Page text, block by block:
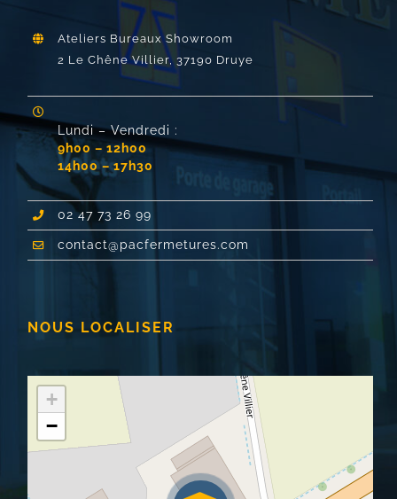
Ateliers Bureaux Showroom
2 Le Chêne Villier, 37190 Druye
Lundi – Vendredi :
9h00 – 12h00
14h00 – 17h30
02 47 73 26 99
contact@pacfermetures.com
NOUS LOCALISER
+
−